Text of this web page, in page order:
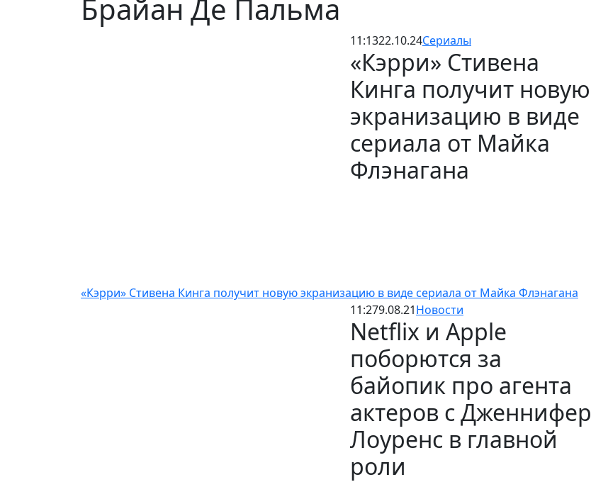
Брайан Де Пальма
11:1322.10.24Сериалы
«Кэрри» Стивена
Кинга получит новую
экранизацию в виде
сериала от Майка
Флэнагана
«Кэрри» Стивена Кинга получит новую экранизацию в виде сериала от Майка Флэнагана
11:279.08.21Новости
Netflix и Apple
поборются за
байопик про агента
актеров с Дженнифер
Лоуренс в главной
роли